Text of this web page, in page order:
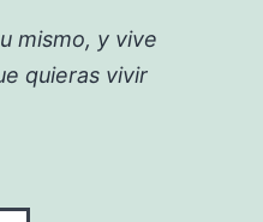
mismo, y vive
quieras vivir